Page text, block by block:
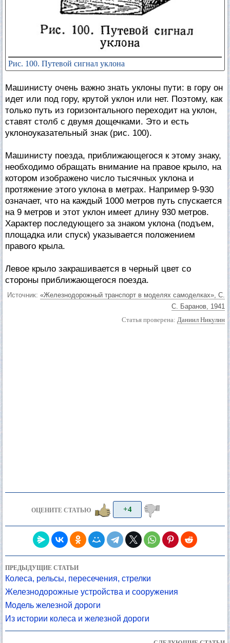
Рис. 100. Путевой сигнал уклона
Машинисту очень важно знать уклоны пути: в гору он
идет или под гору, крутой уклон или нет. Поэтому, как
только путь из горизонтального переходит на уклон,
ставят столб с двумя дощечками. Это и есть
уклоноуказательный знак (рис. 100).
Машинисту поезда, приближающегося к этому знаку,
необходимо обращать внимание на правое крыло, на
котором изображено число тысячных уклона и
протяжение этого уклона в метрах. Например 9-930
означает, что на каждый 1000 метров путь спускается
на 9 метров и этот уклон имеет длину 930 метров.
Характер последующего за знаком уклона (подъем,
площадка или спуск) указывается положением
правого крыла.
Левое крыло закрашивается в черный цвет со
стороны приближающегося поезда.
Источник: «Железнодорожный транспорт в моделях самоделках», С.
С. Баранов, 1941
Статья проверена: Даниил Никулин
ОЦЕНИТЕ СТАТЬЮ +4
ПРЕДЫДУЩИЕ СТАТЬИ
Колеса, рельсы, пересечения, стрелки
Железнодорожные устройства и сооружения
Модель железной дороги
Из истории колеса и железной дороги